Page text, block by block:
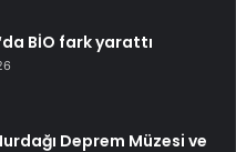
BİO fark yarattı
Deprem Müzesi ve